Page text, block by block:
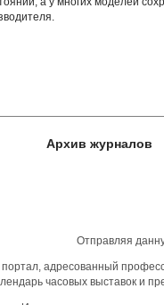
Архив журналов
Отправляя
адресованный
часовых выставок и